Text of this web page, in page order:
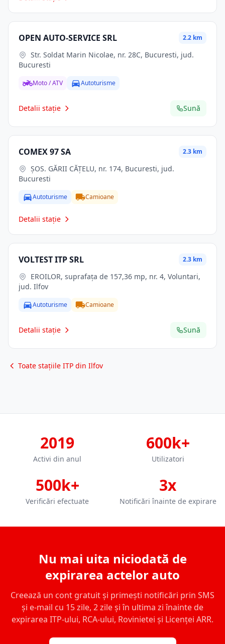
OPEN AUTO-SERVICE SRL 2.2 km
Bucuresti
Moto / ATV Autoturisme
Detalii stație Sună
COMEX 97 SA 2.3 km
Bucuresti
Autoturisme Camioane
Detalii stație
VOLTEST ITP SRL 2.3 km
jud. Ilfov
Autoturisme Camioane
Detalii stație Sună
Toate stațiile ITP din Ilfov
2019
Activi din anul
600k+
Utilizatori
500k+
Verificări efectuate
3x
Notificări înainte de expirare
Nu mai uita niciodată de
expirarea actelor auto
Creează un cont gratuit și primești notificări prin SMS
și e-mail cu 15 zile, 2 zile și în ultima zi înainte de
expirarea ITP-ului, RCA-ului, Rovinietei și Licenței ARR.